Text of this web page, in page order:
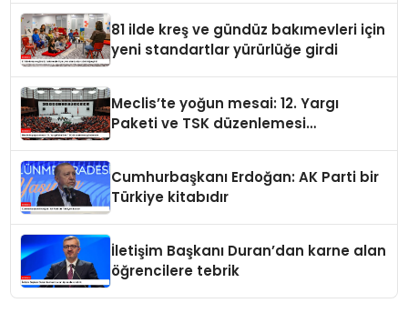
81 ilde kreş ve gündüz bakımevleri için
yeni standartlar yürürlüğe girdi
Meclis’te yoğun mesai: 12. Yargı
Paketi ve TSK düzenlemesi
Cumhurbaşkanı Erdoğan: AK Parti bir
Türkiye kitabıdır
İletişim Başkanı Duran’dan karne alan
öğrencilere tebrik